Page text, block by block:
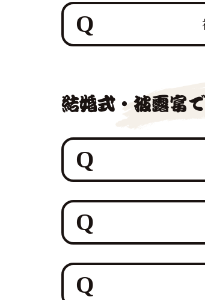
「最高の食体験」
特に、大規模なイベ
ため、お早めのご連
結婚式・披露宴
マグロ解体ショーの
別なゲスト参加型
鮪達人では、40kg以
ホテルレベルのお
な結婚式は初めて